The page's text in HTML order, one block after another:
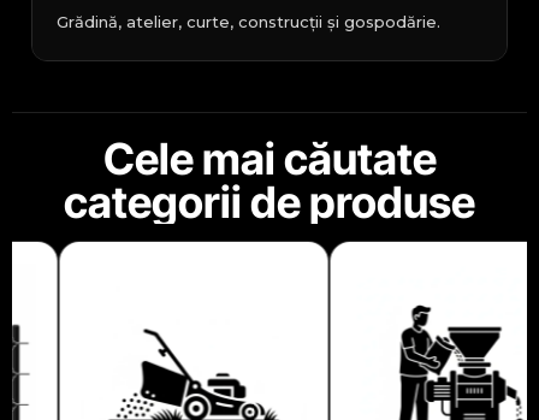
Grădină, atelier, curte, construcții și gospodărie.
Cele mai căutate
categorii de produse